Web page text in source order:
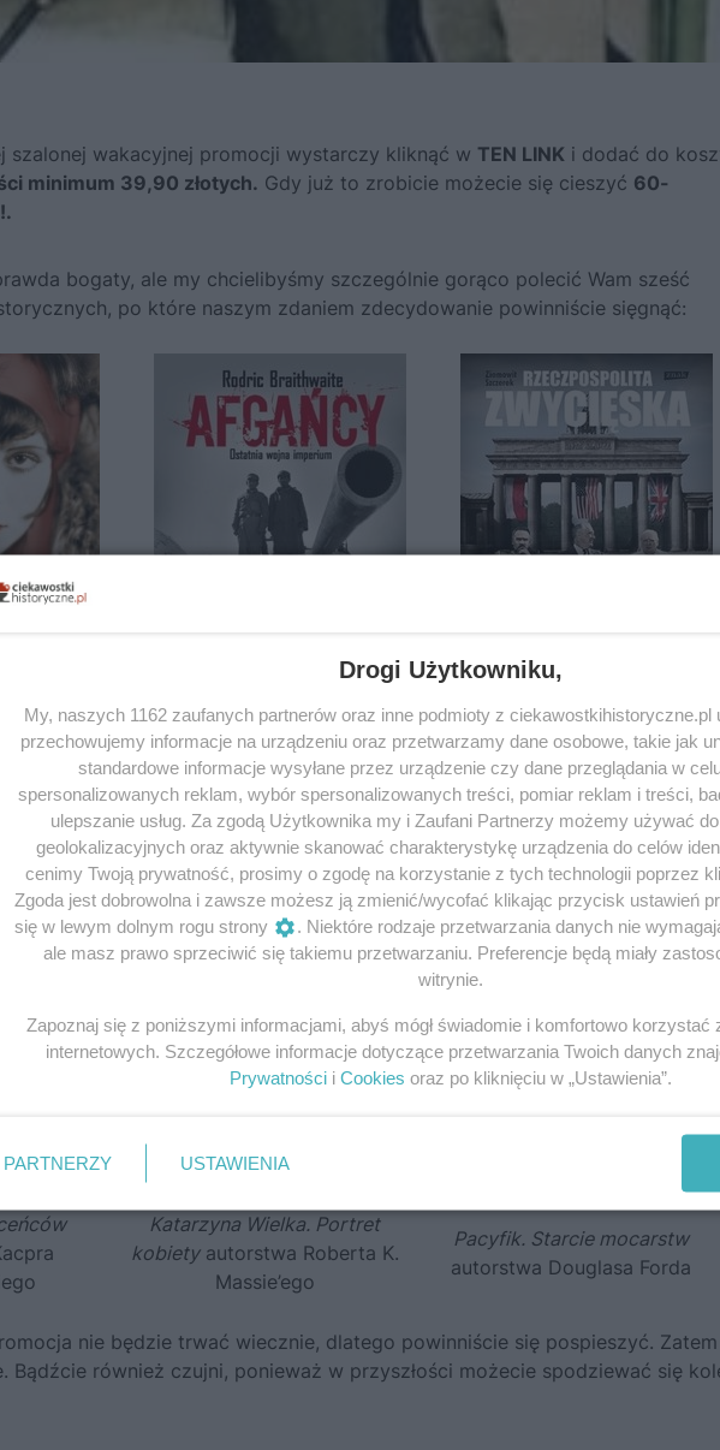
szalonej wakacyjnej promocji wystarczy kliknąć w TEN LINK i dodać do
minimum 39,90 złotych. Gdy już to zrobicie możecie się cieszyć 60-
bogaty, ale my chcielibyśmy szczególnie gorąco polecić Wam sześć
po które naszym zdaniem zdecydowanie powinniście sięgnąć:
II
autorstwa
Afgańcy. Ostatnia wojna
imperium autorstwa Rodrica
Braithwaite’a
Rzeczpospolita zwycięska.
Alternatywna historia Polski
autorstwa Ziemowita Szczerka
Katarzyna Wielka. Portret
kobiety autorstwa Roberta K.
Massie’ego
Pacyfik. Starcie mocarstw
autorstwa Douglasa Forda
nie będzie trwać wiecznie, dlatego powinniście się pospieszyć. Zatem
Bądźcie również czujni, ponieważ w przyszłości możecie spodziewać się
Drogi Użytkowniku,
My, naszych 1162 zaufanych partnerów oraz inne podmioty z ciekawostkihistoryczne.pl
przechowujemy informacje na urządzeniu oraz przetwarzamy dane osobowe, takie jak
standardowe informacje wysyłane przez urządzenie czy dane przeglądania w
spersonalizowanych reklam, wybór spersonalizowanych treści, pomiar reklam i treści,
ulepszanie usług. Za zgodą Użytkownika my i Zaufani Partnerzy możemy używać
geolokalizacyjnych oraz aktywnie skanować charakterystykę urządzenia do celów
cenimy Twoją prywatność, prosimy o zgodę na korzystanie z tych technologii poprzez
Zgoda jest dobrowolna i zawsze możesz ją zmienić/wycofać klikając przycisk ustawień
się w lewym dolnym rogu strony
. Niektóre rodzaje przetwarzania danych nie
ale masz prawo sprzeciwić się takiemu przetwarzaniu. Preferencje będą miały
witrynie.
Zapoznaj się z poniższymi informacjami, abyś mógł świadomie i komfortowo
internetowych. Szczegółowe informacje dotyczące przetwarzania Twoich danych
Prywatności i Cookies oraz po kliknięciu w „Ustawienia”.
PARTNERZY USTAWIENIA